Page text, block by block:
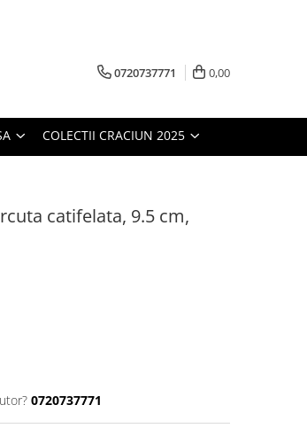
0720737771 0,00
COLECTII CRACIUN 2025
catifelata, 9.5 cm,
0720737771